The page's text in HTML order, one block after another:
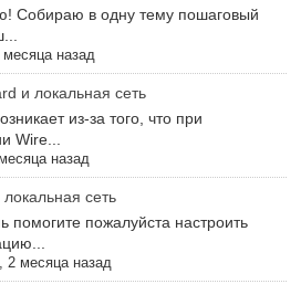
Собираю в одну тему пошаговый
месяца назад
и локальная сеть
из-за того, что при
Wire...
назад
сеть
помогите пожалуйста настроить
2 месяца назад